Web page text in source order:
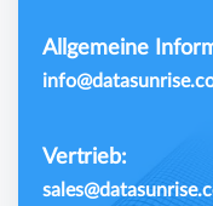
Allgemeine
Vertrieb: